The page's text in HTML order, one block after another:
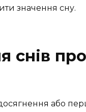
значення сну.
снів про
або